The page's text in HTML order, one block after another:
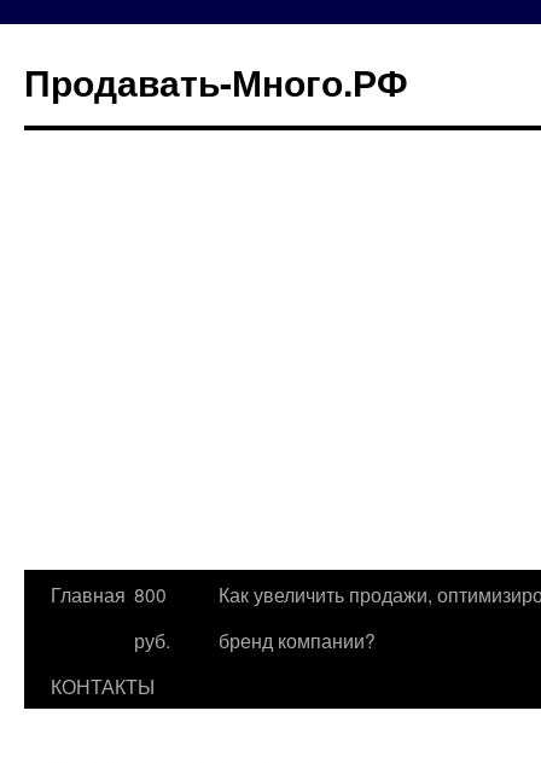
Продавать-Много.РФ
Перейти
содержимому
Главная 800
руб.
Как увеличить продажи,
бренд компании?
КОНТАКТЫ